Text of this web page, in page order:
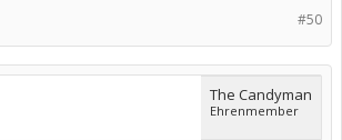
#50
The Candyman
Ehrenmember